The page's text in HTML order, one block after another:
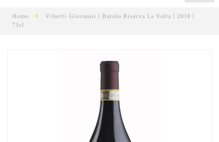
Home
Viberti Giovanni | Barolo Riserva La Volta | 2018 |
75cl